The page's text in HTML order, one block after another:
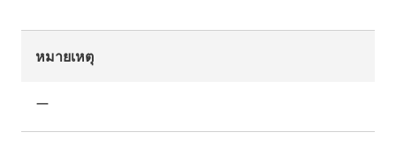
หมายเหตุ
ー